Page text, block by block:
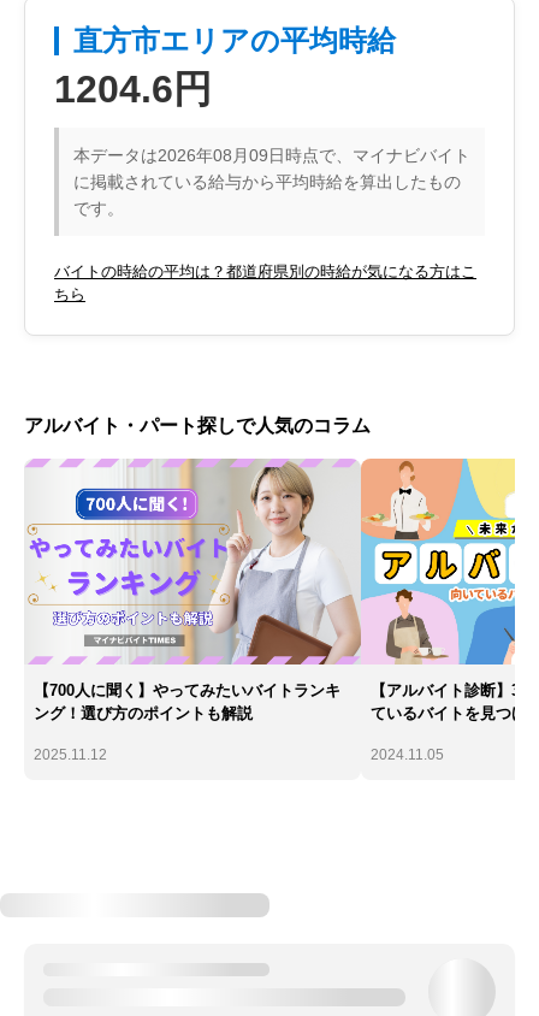
直方市エリアの平均時給
1204.6円
本データは2026年08月09日時点で、マイナビバイト
に掲載されている給与から平均時給を算出したもの
です。
バイトの時給の平均は？都道府県別の時給が気になる方はこ
ちら
アルバイト・パート探しで人気のコラム
【700人に聞く】やってみたいバイトランキ
ング！選び方のポイントも解説
2025.11.12
【アルバイト診断】
ているバイトを見つけ
2024.11.05